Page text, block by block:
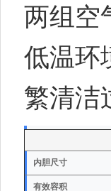
两组空
低温环
繁清洁
内胆尺寸
有效容积